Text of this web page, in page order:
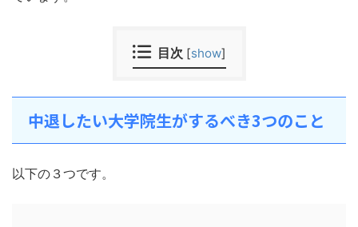
目次 [show]
中退したい大学院生がするべき3つのこと
以下の３つです。